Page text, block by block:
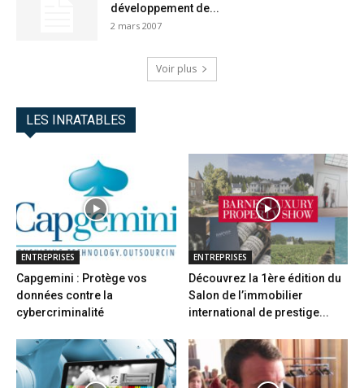
développement de...
2 mars 2007
Voir plus
LES INRATABLES
ENTREPRISES
Capgemini : Protège vos
données contre la
cybercriminalité
ENTREPRISES
Découvrez la 1ère édition du
Salon de l’immobilier
international de prestige...